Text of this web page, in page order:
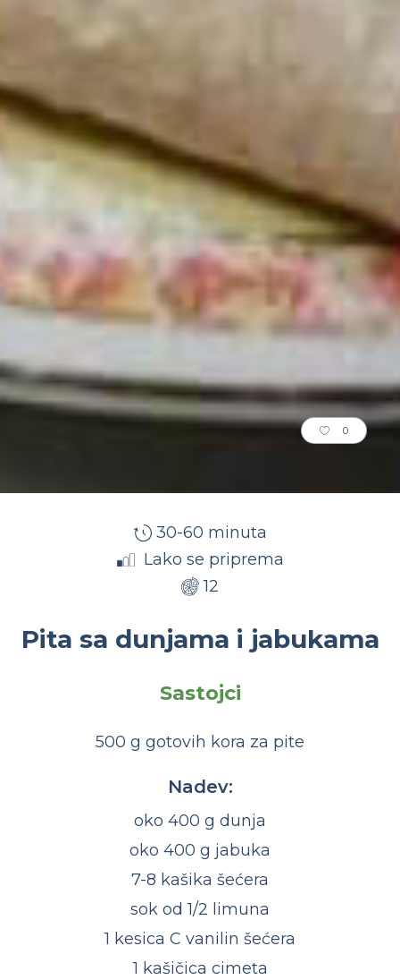
0
30-60 minuta
Lako se priprema
12
Pita sa dunjama i jabukama
Sastojci
500 g gotovih kora za pite
Nadev:
oko 400 g dunja
oko 400 g jabuka
7-8 kašika šećera
sok od 1/2 limuna
1 kesica C vanilin šećera
1 kašičica cimeta